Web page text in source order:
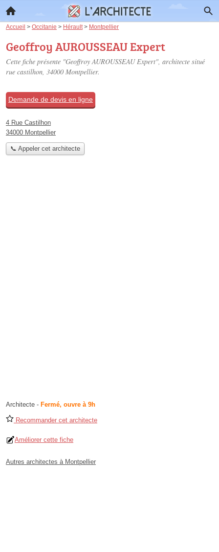
Accueil > Occitanie > Hérault > Montpellier
Geoffroy AUROUSSEAU Expert
Cette fiche présente "Geoffroy AUROUSSEAU Expert", architecte situé
rue castilhon, 34000 Montpellier.
Demande de devis en ligne
4 Rue Castilhon
34000 Montpellier
📞 Appeler cet architecte
Architecte - Fermé, ouvre à 9h
Recommander cet architecte
Améliorer cette fiche
Autres architectes à Montpellier